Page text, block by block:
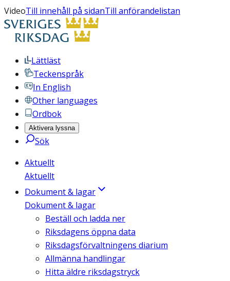
VideoTill innehåll på sidanTill anförandelistan
Lättläst
Teckenspråk
In English
Other languages
Ordbok
Aktivera lyssna
Sök
Aktuellt
Aktuellt
Dokument & lagar
Dokument & lagar
Beställ och ladda ner
Riksdagens öppna data
Riksdagsförvaltningens diarium
Allmänna handlingar
Hitta äldre riksdagstryck